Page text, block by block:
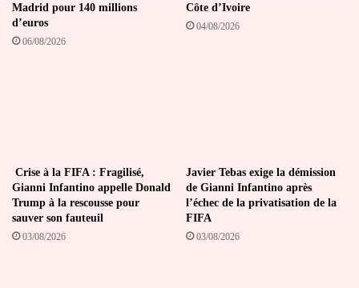
Madrid pour 140 millions
d’euros
06/08/2026
Côte d’Ivoire
04/08/2026
Crise à la FIFA : Fragilisé,
Gianni Infantino appelle Donald
Trump à la rescousse pour
sauver son fauteuil
03/08/2026
Javier Tebas exige la démission
de Gianni Infantino après
l’échec de la privatisation de la
FIFA
03/08/2026